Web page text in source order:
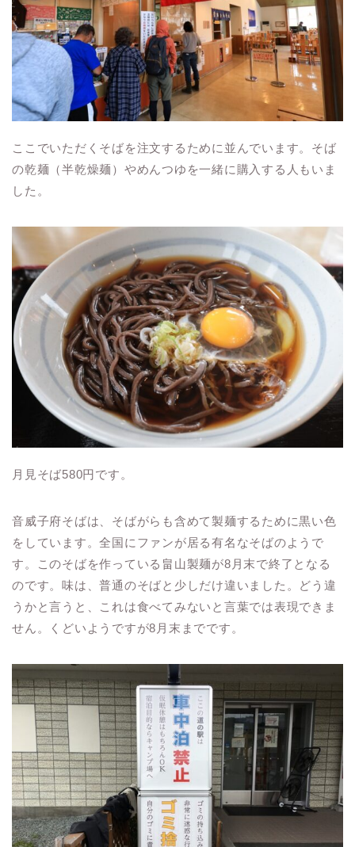
ここでいただくそばを注文するために並んでいます。そば
の乾麺（半乾燥麺）やめんつゆを一緒に購入する人もいま
した。
月見そば580円です。
音威子府そばは、そばがらも含めて製麺するために黒い色
をしています。全国にファンが居る有名なそばのようで
す。このそばを作っている畠山製麺が8月末で終了となる
のです。味は、普通のそばと少しだけ違いました。どう違
うかと言うと、これは食べてみないと言葉では表現できま
せん。くどいようですが8月末までです。